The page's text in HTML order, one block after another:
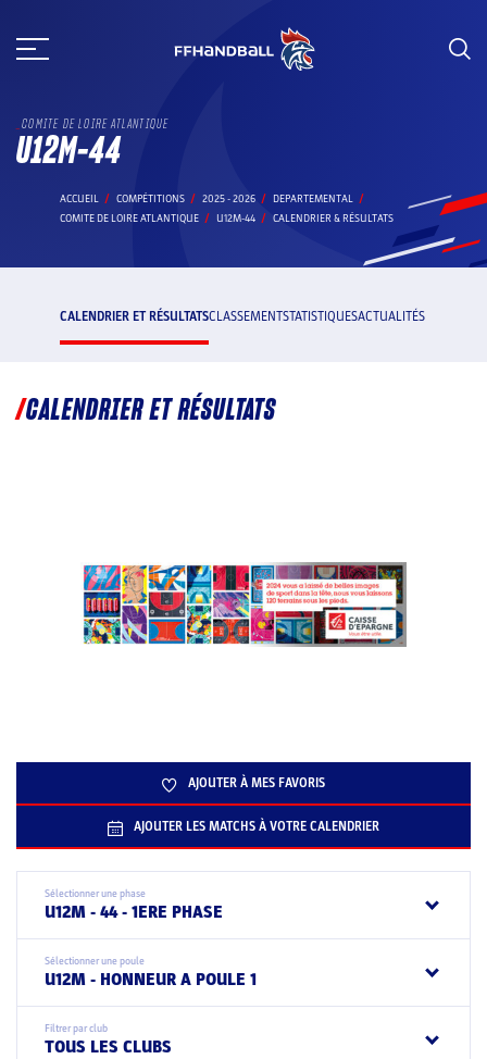
au
COMITE DE LOIRE ATLANTIQUE
U12M-44
ACCUEIL COMPÉTITIONS 2025 - 2026
DEPARTEMENTAL
COMITE DE LOIRE ATLANTIQUE
U12M-44 CALENDRIER & RÉSULTATS
CALENDRIER ET RÉSULTATSCLASSEMENTSTATISTIQUESACTUALITÉS
CALENDRIER ET RÉSULTATS
AJOUTER À MES FAVORIS
AJOUTER LES MATCHS À VOTRE CALENDRIER
Sélectionner une phase
U12M - 44 - 1ERE PHASE
Sélectionner une poule
U12M - HONNEUR A POULE 1
Filtrer par club
TOUS LES CLUBS